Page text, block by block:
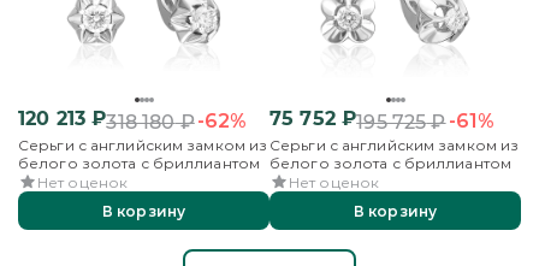
120 213 ₽318 180₽-62%
Серьги с английским замком из
белого золота с бриллиантом
Нет оценок
В корзину
75 752₽195 725₽-61%
Серьги с английским замком из
белого золота с бриллиантом
Нет оценок
В корзину